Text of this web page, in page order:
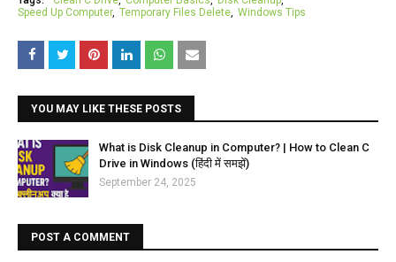
Speed Up Computer Temporary Files Delete Windows Tips
YOU MAY LIKE THESE POSTS
What is Disk Cleanup in Computer? | How to Clean C
Drive in Windows (हिंदी में समझें)
September 24, 2025
POST A COMMENT